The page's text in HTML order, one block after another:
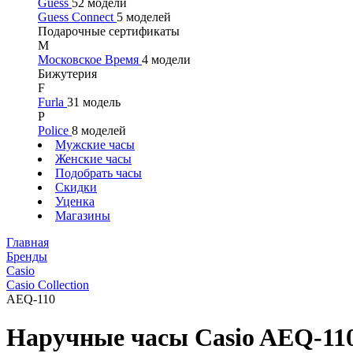
Guess 52 модели
Guess Connect 5 моделей
Подарочные сертификаты
М
Московское Время 4 модели
Бижутерия
F
Furla 31 модель
P
Police 8 моделей
Мужские часы
Женские часы
Подобрать часы
Скидки
Уценка
Магазины
Главная
Бренды
Casio
Casio Collection
AEQ-110
Наручные часы Casio AEQ-